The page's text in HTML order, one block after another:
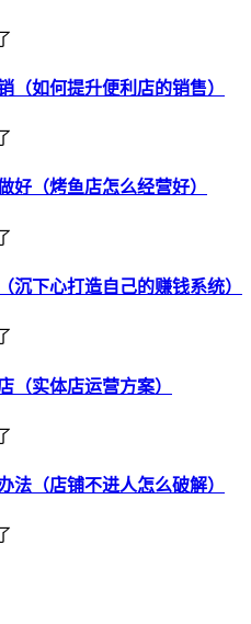
（如何提升便利店的销售）
好（烤鱼店怎么经营好）
沉下心打造自己的赚钱系统）
（实体店运营方案）
法（店铺不进人怎么破解）